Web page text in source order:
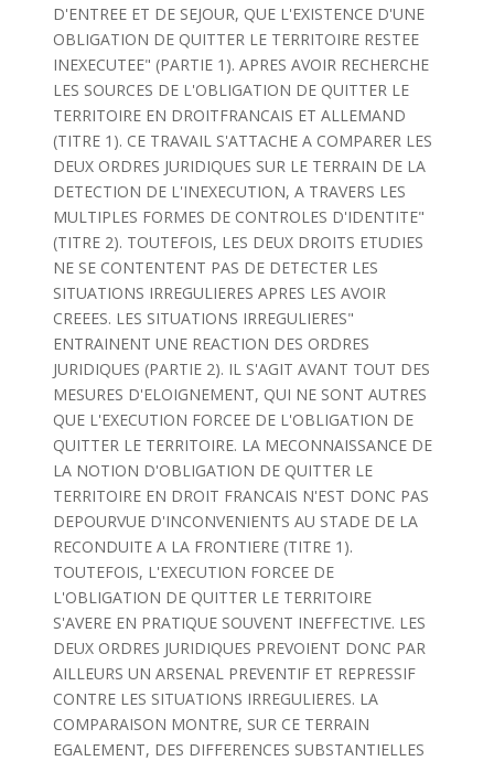
D'ENTREE ET DE SEJOUR, QUE L'EXISTENCE D'UNE
OBLIGATION DE QUITTER LE TERRITOIRE RESTEE
INEXECUTEE" (PARTIE 1). APRES AVOIR RECHERCHE
LES SOURCES DE L'OBLIGATION DE QUITTER LE
TERRITOIRE EN DROITFRANCAIS ET ALLEMAND
(TITRE 1). CE TRAVAIL S'ATTACHE A COMPARER LES
DEUX ORDRES JURIDIQUES SUR LE TERRAIN DE LA
DETECTION DE L'INEXECUTION, A TRAVERS LES
MULTIPLES FORMES DE CONTROLES D'IDENTITE"
(TITRE 2). TOUTEFOIS, LES DEUX DROITS ETUDIES
NE SE CONTENTENT PAS DE DETECTER LES
SITUATIONS IRREGULIERES APRES LES AVOIR
CREEES. LES SITUATIONS IRREGULIERES"
ENTRAINENT UNE REACTION DES ORDRES
JURIDIQUES (PARTIE 2). IL S'AGIT AVANT TOUT DES
MESURES D'ELOIGNEMENT, QUI NE SONT AUTRES
QUE L'EXECUTION FORCEE DE L'OBLIGATION DE
QUITTER LE TERRITOIRE. LA MECONNAISSANCE DE
LA NOTION D'OBLIGATION DE QUITTER LE
TERRITOIRE EN DROIT FRANCAIS N'EST DONC PAS
DEPOURVUE D'INCONVENIENTS AU STADE DE LA
RECONDUITE A LA FRONTIERE (TITRE 1).
TOUTEFOIS, L'EXECUTION FORCEE DE
L'OBLIGATION DE QUITTER LE TERRITOIRE
S'AVERE EN PRATIQUE SOUVENT INEFFECTIVE. LES
DEUX ORDRES JURIDIQUES PREVOIENT DONC PAR
AILLEURS UN ARSENAL PREVENTIF ET REPRESSIF
CONTRE LES SITUATIONS IRREGULIERES. LA
COMPARAISON MONTRE, SUR CE TERRAIN
EGALEMENT, DES DIFFERENCES SUBSTANTIELLES